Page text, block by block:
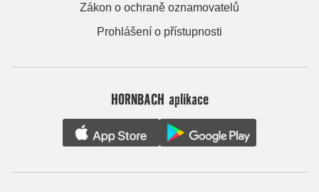
Zákon o ochraně oznamovatelů
Prohlášení o přístupnosti
HORNBACH aplikace